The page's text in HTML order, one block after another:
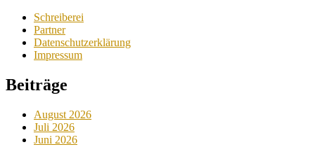
Schreiberei
Partner
Datenschutzerklärung
Impressum
Beiträge
August 2026
Juli 2026
Juni 2026